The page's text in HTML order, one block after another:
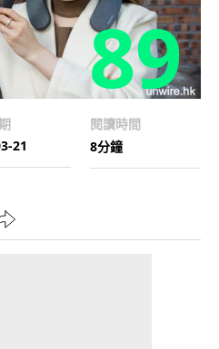
89
21
閱讀時間
8分鐘